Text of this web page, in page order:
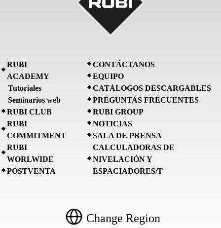
RUBI
ACADEMY
Tutoriales
Seminarios web
RUBI CLUB
RUBI
COMMITMENT
RUBI
WORLWIDE
POSTVENTA
CONTÁCTANOS
EQUIPO
CATÁLOGOS DESCARGABLES
PREGUNTAS FRECUENTES
RUBI GROUP
NOTICIAS
SALA DE PRENSA
CALCULADORAS DE
NIVELACIÓN Y
ESPACIADORES/T
Change Region